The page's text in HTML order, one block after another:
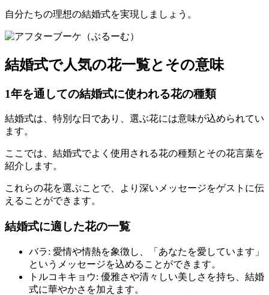
自分たちの理想の結婚式を実現しましょう。
結婚式で人気の花一覧とその意味
1年を通しての結婚式に使われる花の種類
結婚式は、特別な日であり、選ぶ花には意味が込められてい
ます。
ここでは、結婚式でよく使用される花の種類とその花言葉を
紹介します。
これらの花を選ぶことで、より深いメッセージをゲストに伝
えることができます。
結婚式に適した花の一覧
バラ: 愛情や情熱を象徴し、「あなたを愛しています」
というメッセージを込めることができます。
トルコキキョウ: 優雅さや清々しい美しさを持ち、結婚
式に華やかさを加えます。